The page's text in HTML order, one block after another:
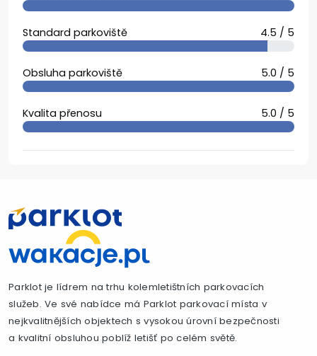
Standard parkoviště 4.5 / 5
Obsluha parkoviště 5.0 / 5
Kvalita přenosu 5.0 / 5
Parklot je lídrem na trhu kolemletištních parkovacích
služeb. Ve své nabídce má Parklot parkovací místa v
nejkvalitnějších objektech s vysokou úrovní bezpečnosti
a kvalitní obsluhou poblíž letišť po celém světě.